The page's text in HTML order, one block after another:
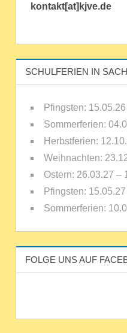
kontakt[at]kjve.de
SCHULFERIEN IN
Pfingsten: 15.05.26
Sommerferien:
Herbstferien:
Weihnachten:
Ostern: 26.03.27 –
Pfingsten:
Sommerferien:
FOLGE UNS AUF